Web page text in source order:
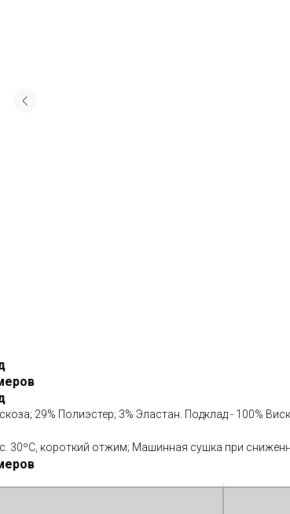
29% Полиэстер; 3% Эластан. Подклад - 100%
30ºС, короткий отжим; Машинная сушка при